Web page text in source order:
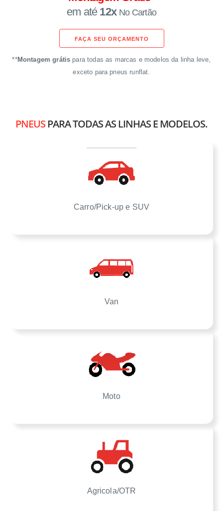
em até 12x No Cartão
FAÇA SEU ORÇAMENTO
**Montagem grátis para todas as marcas e modelos da linha leve,
exceto para pneus runflat.
PNEUS PARA TODAS AS LINHAS E MODELOS.
Carro/Pick-up e SUV
Van
Moto
Agricola/OTR